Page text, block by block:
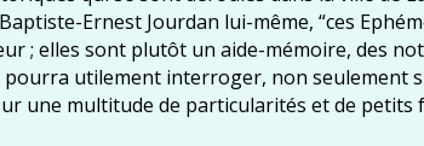
Ernest Jourdan lui-même, “ces
; elles sont plutôt un aide-mémoire, des
pourra utilement interroger, non seulement
une multitude de particularités et de petits